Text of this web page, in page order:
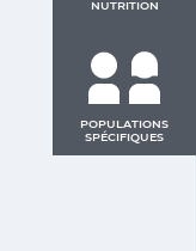
NUTRITION
POPULATIONS
SPÉCIFIQUES